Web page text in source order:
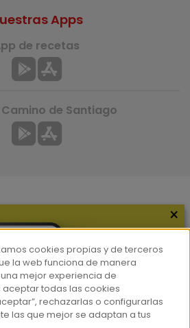
Hemeroteca
Contacto
Prensa
Apps
de recetas
de Santiago
×
cookies propias y de terceros
la web funciona de manera
mejor experiencia de
todas las cookies
rechazarlas o configurarlas
las que mejor se adaptan a tus